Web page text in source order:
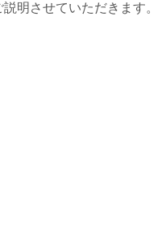
明させていただきます。